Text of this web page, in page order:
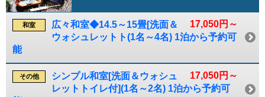
17,050円～
和室
広々和室◆14.5～15畳[洗面＆
ウォシュレットト(1名～4名) 1泊から予約可
能
17,050円～
その他
シンプル和室[洗面＆ウォシュ
レットトイレ付](1名～2名) 1泊から予約可